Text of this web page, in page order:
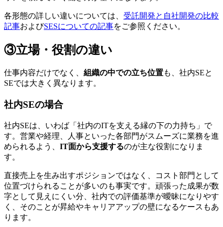
各形態の詳しい違いについては、 受託開発と自社開発の比較
記事およびSESについての記事をご参照ください。
③立場・役割の違い
仕事内容だけでなく、 組織の中での立ち位置も、社内SEと
SEでは大きく異なります。
社内SEの場合
社内SEは、いわば「社内のITを支える縁の下の力持ち」で
す。営業や経理、人事といった各部門がスムーズに業務を進
められるよう、 IT面から支援するのが主な役割になりま
す。
直接売上を生み出すポジションではなく、コスト部門として
位置づけられることが多いのも事実です。頑張った成果が数
字として見えにくい分、社内での評価基準が曖昧になりやす
く、そのことが昇給やキャリアアップの壁になるケースもあ
ります。